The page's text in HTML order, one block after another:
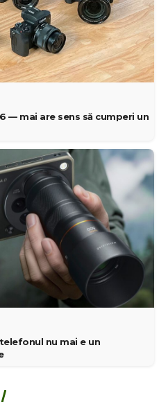
— mai are sens să cumperi un
nu mai e un